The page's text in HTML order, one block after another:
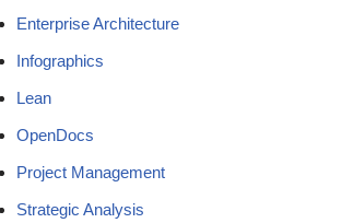
Enterprise Architecture
Infographics
Lean
OpenDocs
Project Management
Strategic Analysis